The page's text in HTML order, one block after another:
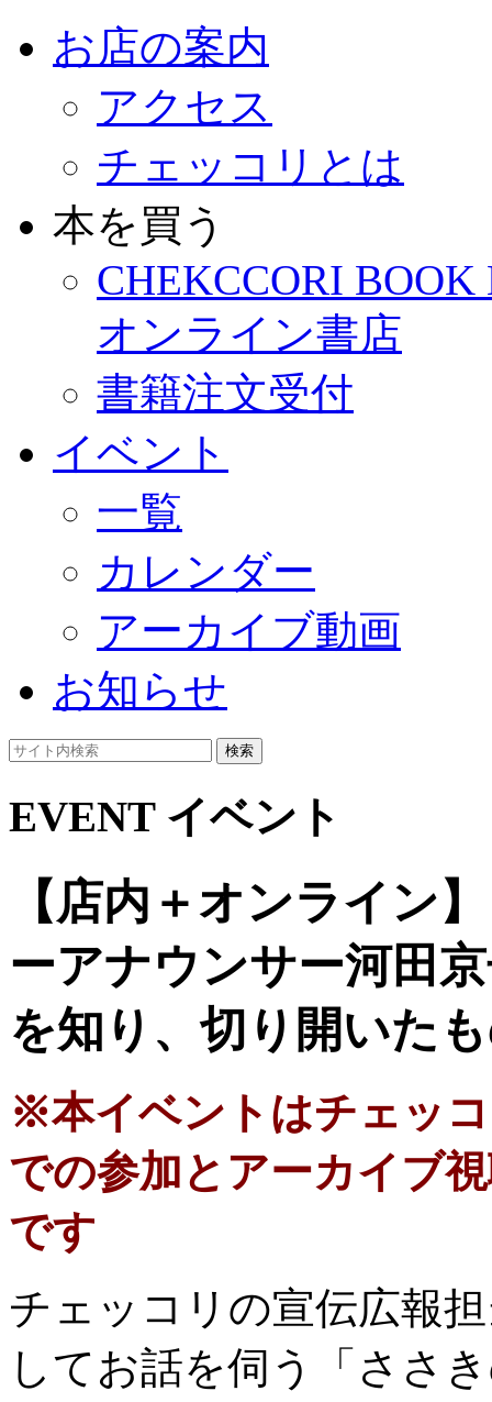
お店の案内
アクセス
チェッコリとは
本を買う
CHEKCCORI BOOK
オンライン書店
書籍注文受付
イベント
一覧
カレンダー
アーカイブ動画
お知らせ
検索
EVENT イベント
【店内＋オンライン
ーアナウンサー河田
を知り、切り開いた
※本イベントはチェッ
での参加とアーカイブ
です
チェッコリの宣伝広報
してお話を伺う「ささ